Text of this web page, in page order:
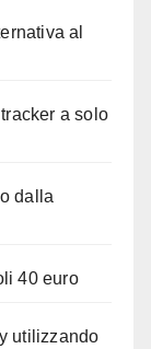
al
a solo
dalla
40 euro
utilizzando